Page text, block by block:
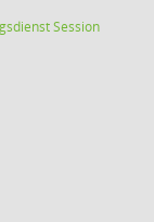
Session(Wird in